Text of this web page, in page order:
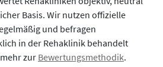
Basis. Wir nutzen offizielle
und befragen
in der Rehaklinik behandelt
zur Bewertungsmethodik.